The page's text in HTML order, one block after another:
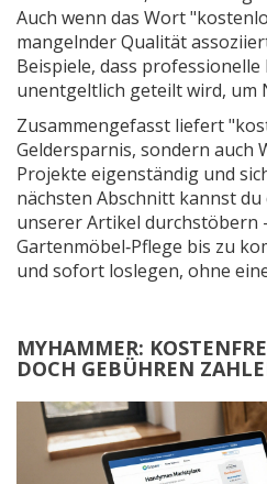
Auch wenn das Wort
mangelnder Qualität
Beispiele, dass
unentgeltlich geteilt wird, um
Zusammengefasst liefert
Geldersparnis, sondern auch
Projekte eigenständig und
nächsten Abschnitt kannst
unserer Artikel durchstöbern
Gartenmöbel‑Pflege bis zu
und sofort loslegen, ohne
MYHAMMER:
DOCH GEBÜHREN